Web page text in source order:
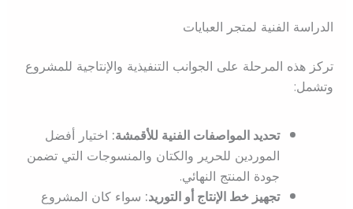
الدراسة الفنية لمتجر العبايات
تركز هذه المرحلة على الجوانب التنفيذية والإنتاجية للمشروع
وتشمل:
تحديد المواصفات الفنية للأقمشة:اختيار أفضل
الموردين للحرير والكتان والمنسوجات التي تضمن
جودة المنتج النهائي.
تجهيز خط الإنتاج أو التوريد:سواء كان المشروع